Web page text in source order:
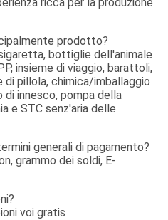
prodotto?
bottiglie dell'animale
insieme di viaggio, barattoli,
pillola, chimica/imballaggio
innesco, pompa della
e STC senz'aria delle
generali di pagamento?
grammo dei soldi, E-
voi gratis